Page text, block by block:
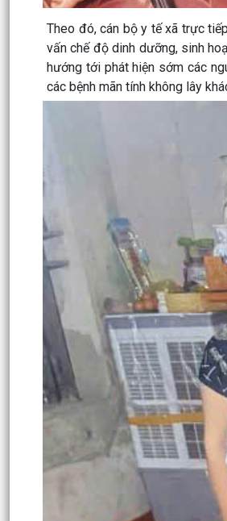
Theo đó, cán bộ y tế xã trực
vấn chế độ dinh dưỡng, sinh
hướng tới phát hiện sớm các
các bệnh mãn tính không lây